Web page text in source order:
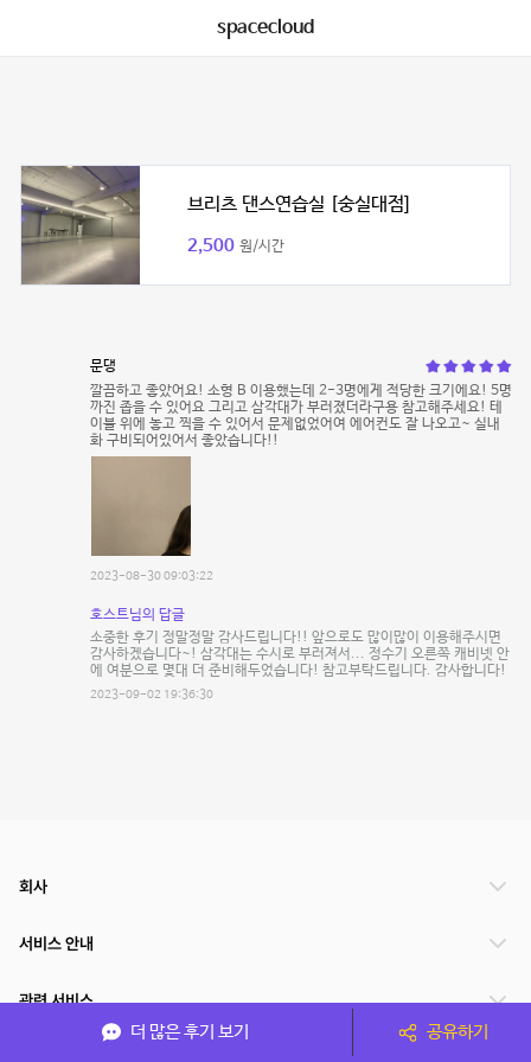
spacecloud
브리츠 댄스연습실 [숭실대점]
2,500 원/시간
문댕
깔끔하고 좋았어요! 소형 B 이용했는데 2-3명에게 적당한 크기에요! 5명
까진 좁을 수 있어요 그리고 삼각대가 부러졌더라구용 참고해주세요! 테
이블 위에 놓고 찍을 수 있어서 문제없었어여 에어컨도 잘 나오고~ 실내
화 구비되어있어서 좋았습니다!!
2023-08-30 09:03:22
호스트님의 답글
소중한 후기 정말정말 감사드립니다!! 앞으로도 많이많이 이용해주시면
감사하겠습니다~! 삼각대는 수시로 부러져서... 정수기 오른쪽 캐비넷 안
에 여분으로 몇대 더 준비해두었습니다! 참고부탁드립니다. 감사합니다!
2023-09-02 19:36:30
더 많은 후기 보기 공유하기
회사
서비스 안내
관련 서비스